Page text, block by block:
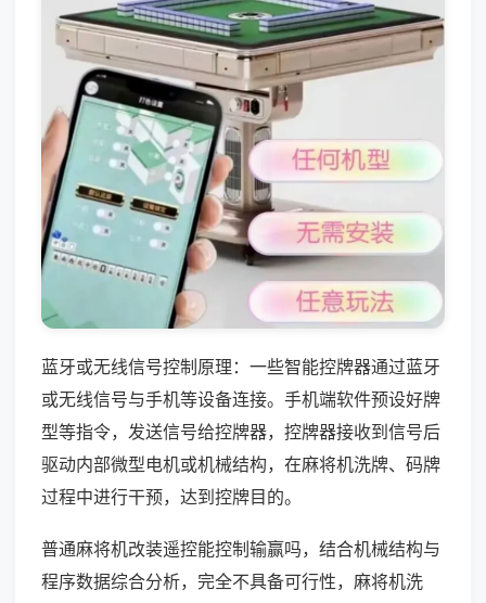
蓝牙或无线信号控制原理：一些智能控牌器通过蓝牙
或无线信号与手机等设备连接。手机端软件预设好牌
型等指令，发送信号给控牌器，控牌器接收到信号后
驱动内部微型电机或机械结构，在麻将机洗牌、码牌
过程中进行干预，达到控牌目的。
普通麻将机改装遥控能控制输赢吗，结合机械结构与
程序数据综合分析，完全不具备可行性，麻将机洗